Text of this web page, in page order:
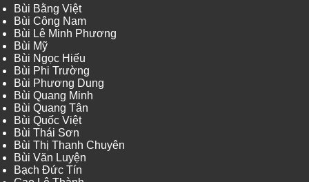
Bùi Bằng Việt
Bùi Công Nam
Bùi Lê Minh Phương
Bùi Mỹ
Bùi Ngọc Hiếu
Bùi Phi Trường
Bùi Phương Dung
Bùi Quang Minh
Bùi Quang Tân
Bùi Quốc Việt
Bùi Thái Sơn
Bùi Thị Thanh Chuyên
Bùi Văn Luyện
Bạch Đức Tín